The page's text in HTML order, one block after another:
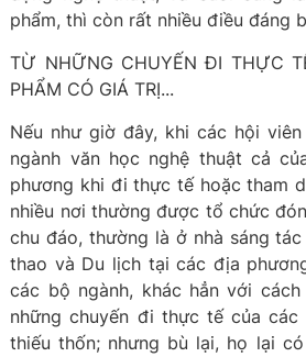
phẩm, thì còn rất nhiều điều đáng
TỪ NHỮNG CHUYẾN ĐI THỰC
PHẨM CÓ GIÁ TRỊ...
Nếu như giờ đây, khi các hội
ngành văn học nghệ thuật cả
phương khi đi thực tế hoặc tham
nhiều nơi thường được tổ chức
chu đáo, thường là ở nhà sáng tác
thao và Du lịch tại các địa
các bộ ngành, khác hẳn với
những chuyến đi thực tế của các
thiếu thốn; nhưng bù lại, họ lại